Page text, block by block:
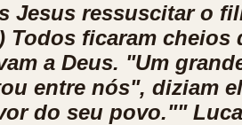
Jesus ressuscitar o
Todos ficaram cheios
a Deus. "Um
entre nós", diziam
do seu povo.""